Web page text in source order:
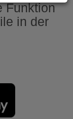
Funktion
in der